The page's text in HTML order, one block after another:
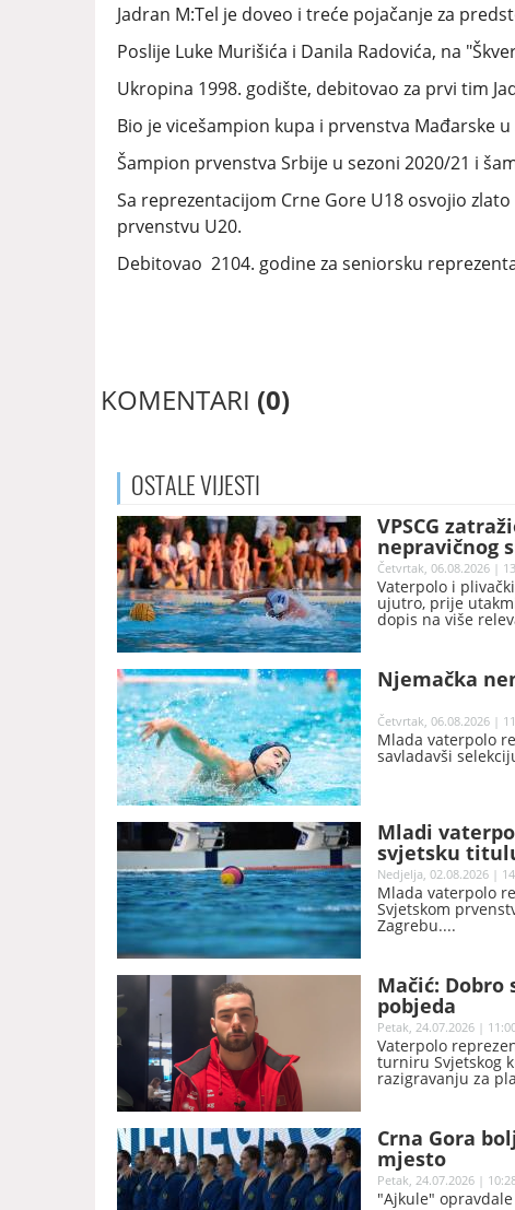
Jadran M:Tel je doveo i treće pojačanje za
Poslije Luke Murišića i Danila Radovića, na
Ukropina 1998. godište, debitovao za prvi tim
Bio je vicešampion kupa i prvenstva Mađarske u
Šampion prvenstva Srbije u sezoni 2020/21 i
Sa reprezentacijom Crne Gore U18 osvojio
prvenstvu U20.
Debitovao 2104. godine za seniorsku
KOMENTARI (0)
OSTALEVIJESTI
VPSCG
nepravičnog
prvenstvu
Četvrtak, 06.08.2026 |
Vaterpolo i
ujutro, prije
dopis na više
ozbiljnu
primjenjuje na
Zagrebu.
Njemačka
Četvrtak, 06.08.2026 |
Mlada vaterpolo
savladavši
Mladi
svjetsku
Nedjelja, 02.08.2026 |
Mlada vaterpolo
Svjetskom
Zagrebu.
Mačić:
pobjeda
Petak, 24.07.2026 |
Vaterpolo
turniru Svjetskog
razigravanju za
18:16.
Crna Gora
mjesto
Petak, 24.07.2026 |
"Ajkule"